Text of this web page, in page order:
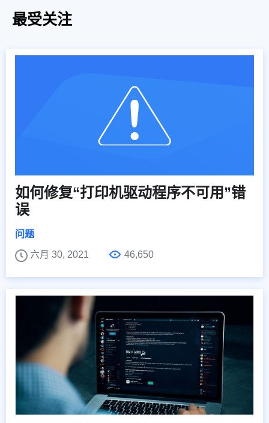
最受关注
如何修复“打印机驱动程序不可用”错
误
问题
六月 30, 2021
46,650